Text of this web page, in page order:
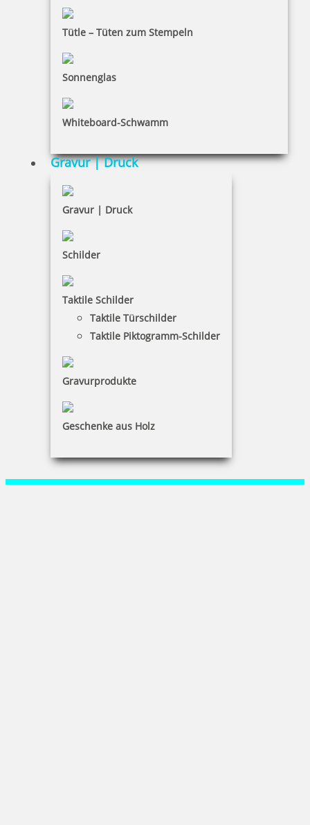
Tütle – Tüten zum Stempeln
Sonnenglas
Whiteboard-Schwamm
Gravur | Druck
Gravur | Druck
Schilder
Taktile Schilder
Taktile Türschilder
Taktile Piktogramm-Schilder
Gravurprodukte
Geschenke aus Holz
Bestellhinweise
INFORMATIONEN
Impressum
Widerruf
Barrierefreiheit
Vertrag widerrufen
Mein Konto
KONTAKT
Spezialists Service Agentur
René Jaeger
+49 (0) 3583 77 45 19